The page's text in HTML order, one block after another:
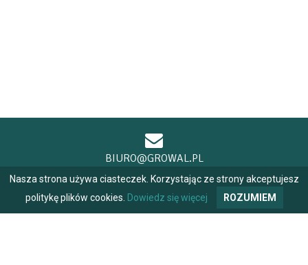
BIURO@GROWAL.PL
+48 604 484 691
Nasza strona używa ciasteczek. Korzystając ze strony akceptujesz
politykę plików cookies. Dowiedz się więcej ROZUMIEM